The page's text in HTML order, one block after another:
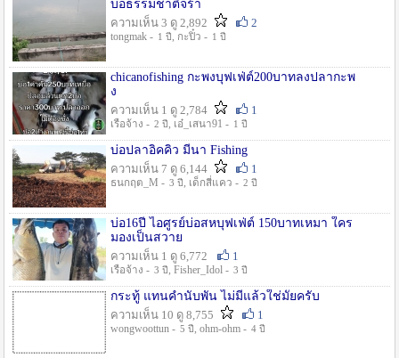
บ่อธรรมชาติจร้า
ความเห็น 3 ดู 2,892
2
tongmak - 1 ปี , กะปิ๋ว - 1 ปี
chicanofishing กะพงบุฟเฟ่ต์200บาทลงปลากะพ
ง
ความเห็น 1 ดู 2,784
1
เรือจ้าง - 2 ปี , เอ๋_เสนา91 - 1 ปี
บ่อปลาอิคคิว มีนา Fishing
ความเห็น 7 ดู 6,144
1
ธนกฤต_M - 3 ปี , เด็กสี่แคว - 2 ปี
บ่อ16ปี ไอศูรย์บ่อสหบุฟเฟ่ต์ 150บาทเหมา ใคร
มองเป็นสวาย
ความเห็น 1 ดู 6,772
1
เรือจ้าง - 3 ปี , Fisher_Idol - 3 ปี
กระทู้ แทนคำนับพัน ไม่มีแล้วใช่มั๊ยครับ
ความเห็น 10 ดู 8,755
1
wongwoottun - 5 ปี , ohm-ohm - 4 ปี